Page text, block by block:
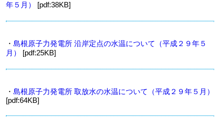
年５月）
[pdf:38KB]
・ 島根原子力発電所 沿岸定点の水温について（平成２９年５
月）
[pdf:25KB]
・ 島根原子力発電所 取放水の水温について（平成２９年５月）
[pdf:64KB]